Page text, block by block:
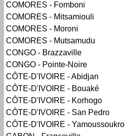
COMORES - Fomboni
COMORES - Mitsamiouli
COMORES - Moroni
COMORES - Mutsamudu
CONGO - Brazzaville
CONGO - Pointe-Noire
CÔTE-D'IVOIRE - Abidjan
CÔTE-D'IVOIRE - Bouaké
CÔTE-D'IVOIRE - Korhogo
CÔTE-D'IVOIRE - San Pedro
CÔTE-D'IVOIRE - Yamoussoukro